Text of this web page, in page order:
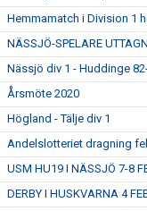
Hemmamatch i Division 1
NÄSSJÖ-SPELARE
Nässjö div 1 - Huddinge
Årsmöte 2020
Högland - Tälje div 1
Andelslotteriet dragning
USM HU19 I NÄSSJÖ 7-8
DERBY I HUSKVARNA 4